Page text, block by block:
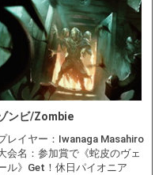
ンビ/Zombie
レイヤー： Iwanaga Masahiro
会名： 参加賞で《蛇皮のヴェ
ル》Get！休日パイオニア